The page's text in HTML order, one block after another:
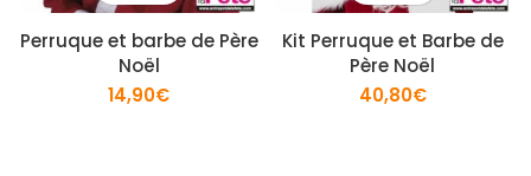
Perruque et barbe de Père
Noël
14,90€
Kit Perruque et Barbe de
Père Noël
40,80€